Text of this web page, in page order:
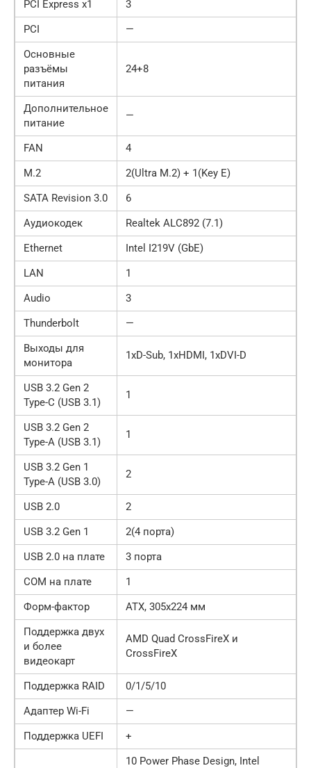
PCI Express x1
3
PCI
—
Основные
разъёмы
питания
24+8
Дополнительное
питание
—
FAN
4
M.2
2(Ultra M.2) + 1(Key E)
SATA Revision 3.0
6
Aудиокодек
Realtek ALC892 (7.1)
Ethernet
Intel I219V (GbE)
LAN
1
Audio
3
Thunderbolt
—
Выходы для
монитора
1xD-Sub, 1xHDMI, 1xDVI-D
USB 3.2 Gen 2
Type-C (USB 3.1)
1
USB 3.2 Gen 2
Type-A (USB 3.1)
1
USB 3.2 Gen 1
Type-A (USB 3.0)
2
USB 2.0
2
USB 3.2 Gen 1
2(4 порта)
USB 2.0 на плате
3 порта
COM на плате
1
Форм-фактор
ATX, 305х224 мм
Поддержка двух
и более
видеокарт
AMD Quad CrossFireX и
CrossFireX
Поддержка RAID
0/1/5/10
Адаптер Wi-Fi
—
Поддержка UEFI
+
10 Power Phase Design, Intel